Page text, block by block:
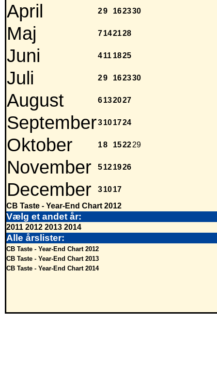
April 29 162330
Maj 7142128
Juni 411 1825
Juli 29 162330
August 6132027
September3101724
Oktober 18 152229
November 5121926
December 31017
CB Taste - Year-End Chart 2012
Vælg et andet år:
2011 2012 2013 2014
Alle årslister:
CB Taste - Year-End Chart 2012
CB Taste - Year-End Chart 2013
CB Taste - Year-End Chart 2014